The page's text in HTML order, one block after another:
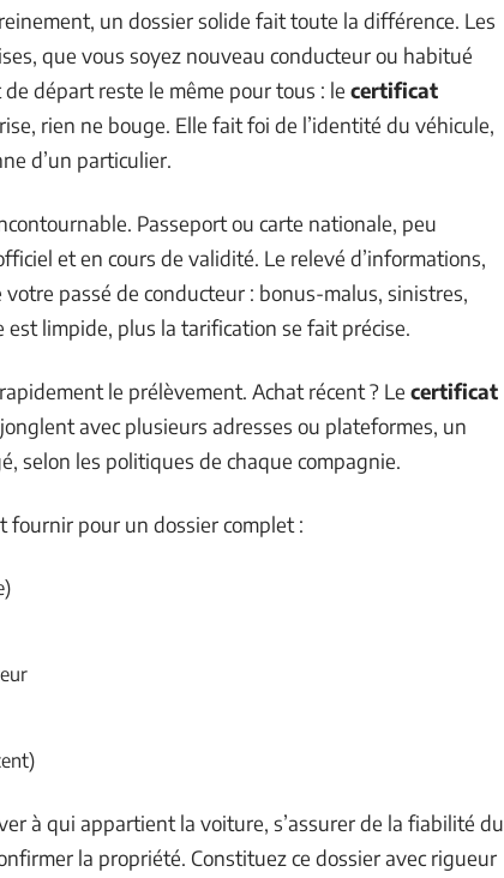
un dossier solide fait toute la différence. Les
que vous soyez nouveau conducteur ou habitué
départ reste le même pour tous : le certificat
rien ne bouge. Elle fait foi de l’identité du véhicule,
d’un particulier.
Passeport ou carte nationale, peu
et en cours de validité. Le relevé d’informations,
votre passé de conducteur : bonus-malus, sinistres,
limpide, plus la tarification se fait précise.
le prélèvement. Achat récent ? Le certificat
avec plusieurs adresses ou plateformes, un
selon les politiques de chaque compagnie.
fournir pour un dossier complet :
à qui appartient la voiture, s’assurer de la fiabilité du
la propriété. Constituez ce dossier avec rigueur